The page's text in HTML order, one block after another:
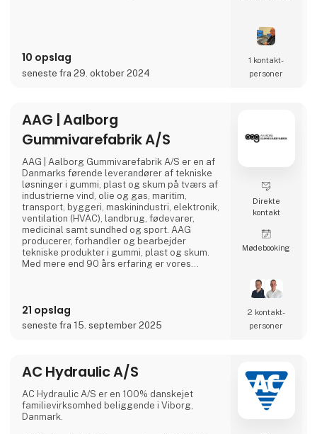
Investering i en AGRI-TANK® som gylletank
10 opslag
seneste fra 29. oktober 2024
1 kontakt­
personer
AAG | Aalborg
Gummivarefabrik A/S
AAG | Aalborg Gummivarefabrik A/S er en af
Danmarks førende leverandører af tekniske
løsninger i gummi, plast og skum på tværs af
industrierne vind, olie og gas, maritim,
transport, byggeri, maskinindustri, elektronik,
ventilation (HVAC), landbrug, fødevarer,
medicinal samt sundhed og sport. AAG
producerer, forhandler og bearbejder
tekniske produkter i gummi, plast og skum.
Med mere end 90 års erfaring er vores
21 opslag
seneste fra 15. september 2025
Direkte
kontakt
Møde­booking
2 kontakt­
personer
AC Hydraulic A/S
AC Hydraulic A/S er en 100% danskejet
familievirksomhed beliggende i Viborg,
Danmark.